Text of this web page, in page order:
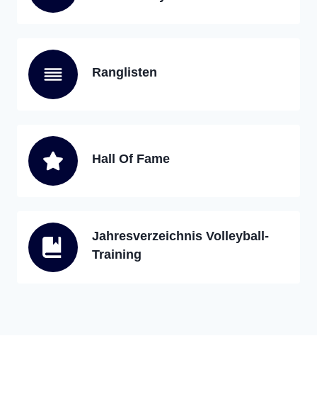
Ranglisten
Hall Of Fame
Jahresverzeichnis Volleyball-
Training